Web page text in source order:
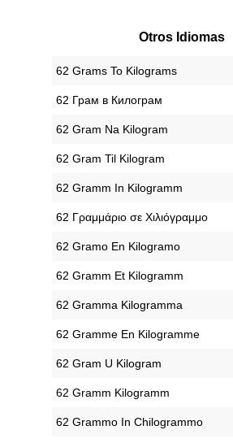
Otros Idiomas
‎62 Grams To Kilograms
‎62 Грам в Килограм
‎62 Gram Na Kilogram
‎62 Gram Til Kilogram
‎62 Gramm In Kilogramm
‎62 Γραμμάριο σε Χιλιόγραμμο
‎62 Gramo En Kilogramo
‎62 Gramm Et Kilogramm
‎62 Gramma Kilogramma
‎62 Gramme En Kilogramme
‎62 Gram U Kilogram
‎62 Gramm Kilogramm
‎62 Grammo In Chilogrammo